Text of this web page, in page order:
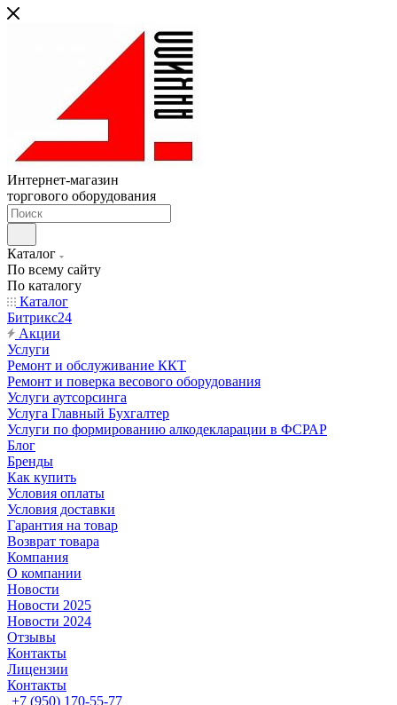
Интернет-магазин
торгового оборудования
Каталог
По всему сайту
По каталогу
Каталог
Битрикс24
Акции
Услуги
Ремонт и обслуживание ККТ
Ремонт и поверка весового оборудования
Услуги аутсорсинга
Услуга Главный Бухгалтер
Услуги по формированию алкодекларации в ФСРАР
Блог
Бренды
Как купить
Условия оплаты
Условия доставки
Гарантия на товар
Возврат товара
Компания
О компании
Новости
Новости 2025
Новости 2024
Отзывы
Контакты
Лицензии
Контакты
+7 (950) 170-55-77